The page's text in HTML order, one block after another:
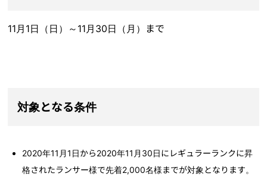
11月1日（日）～11月30日（月）まで
対象となる条件
2020年11月1日から2020年11月30日にレギュラーランクに昇
格されたランサー様で先着2,000名様までが対象となります。